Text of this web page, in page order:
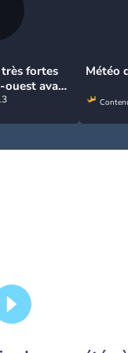
fortes
ouest avant
39°C
Météo